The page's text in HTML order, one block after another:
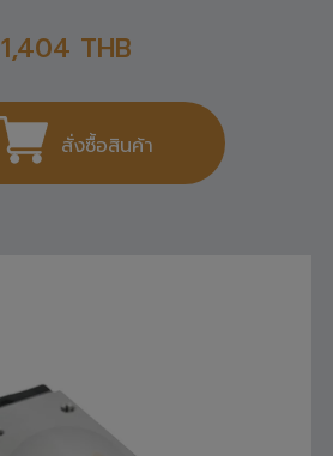
1,404 THB
สั่งซื้อสินค้า